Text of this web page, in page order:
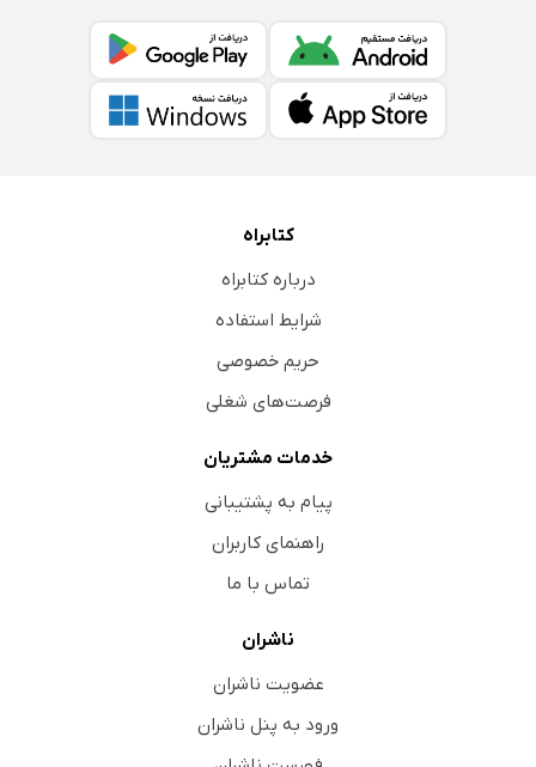
کتابراه
درباره کتابراه
شرایط استفاده
حریم خصوصی
فرصت‌های شغلی
خدمات مشتریان
پیام به پشتیبانی
راهنمای کاربران
تماس با ما
ناشران
عضویت ناشران
ورود به پنل ناشران